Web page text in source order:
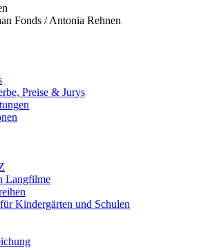
Fonds / Antonia Rehnen
Preise & Jurys
Langfilme
Kindergärten und Schulen